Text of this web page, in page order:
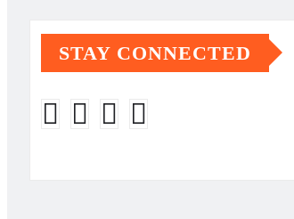
STAY CONNECTED